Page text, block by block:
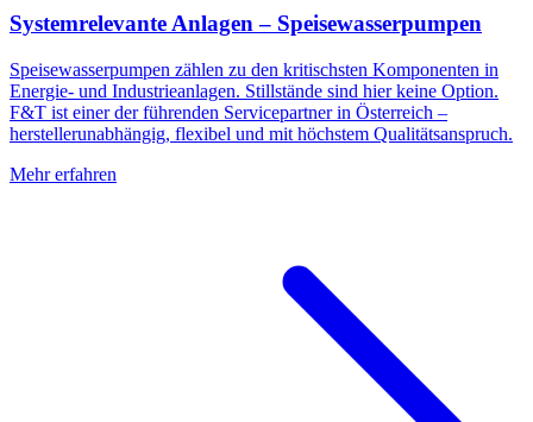
Systemrelevante Anlagen – Speisewasserpumpen
Speisewasserpumpen zählen zu den kritischsten Komponenten in
Energie- und Industrieanlagen. Stillstände sind hier keine Option.
F&T ist einer der führenden Servicepartner in Österreich –
herstellerunabhängig, flexibel und mit höchstem Qualitätsanspruch.
Mehr erfahren